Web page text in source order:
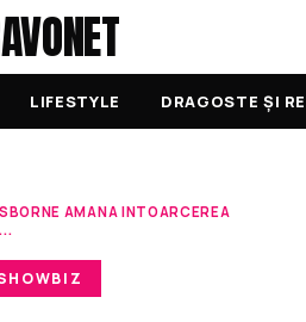
LIFESTYLE DRAGOSTE ȘI
AMANA INTOARCEREA